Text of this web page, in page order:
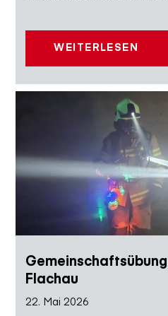
WEITERLESEN
22. Mai 2026
Gemeinschaftsübung
Flachau